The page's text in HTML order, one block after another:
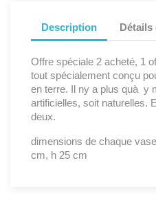
Description
Offre spéciale 2 acheté, 1
tout spécialement conçu
en terre. Il ny a plus quà y
artificielles, soit naturelles.
deux.
dimensions de chaque
cm, h 25 cm